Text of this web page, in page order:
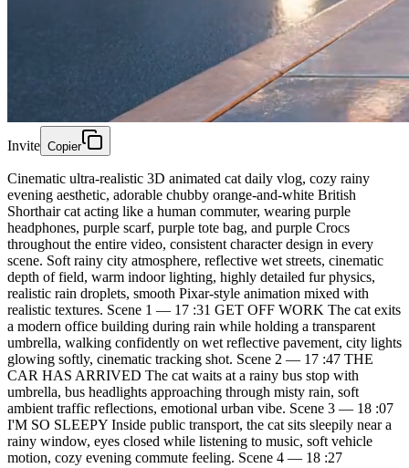
Invite Copier
Cinematic ultra-realistic 3D animated cat daily vlog, cozy rainy
evening aesthetic, adorable chubby orange-and-white British
Shorthair cat acting like a human commuter, wearing purple
headphones, purple scarf, purple tote bag, and purple Crocs
throughout the entire video, consistent character design in every
scene. Soft rainy city atmosphere, reflective wet streets, cinematic
depth of field, warm indoor lighting, highly detailed fur physics,
realistic rain droplets, smooth Pixar-style animation mixed with
realistic textures. Scene 1 — 17 :31 GET OFF WORK The cat exits
a modern office building during rain while holding a transparent
umbrella, walking confidently on wet reflective pavement, city lights
glowing softly, cinematic tracking shot. Scene 2 — 17 :47 THE
CAR HAS ARRIVED The cat waits at a rainy bus stop with
umbrella, bus headlights approaching through misty rain, soft
ambient traffic reflections, emotional urban vibe. Scene 3 — 18 :07
I'M SO SLEEPY Inside public transport, the cat sits sleepily near a
rainy window, eyes closed while listening to music, soft vehicle
motion, cozy evening commute feeling. Scene 4 — 18 :27